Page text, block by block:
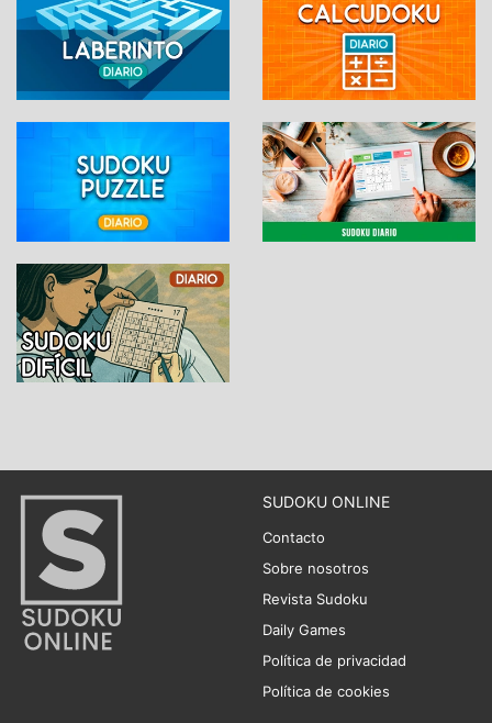
SUDOKU ONLINE
Contacto
Sobre nosotros
Revista Sudoku
Daily Games
Política de privacidad
Política de cookies